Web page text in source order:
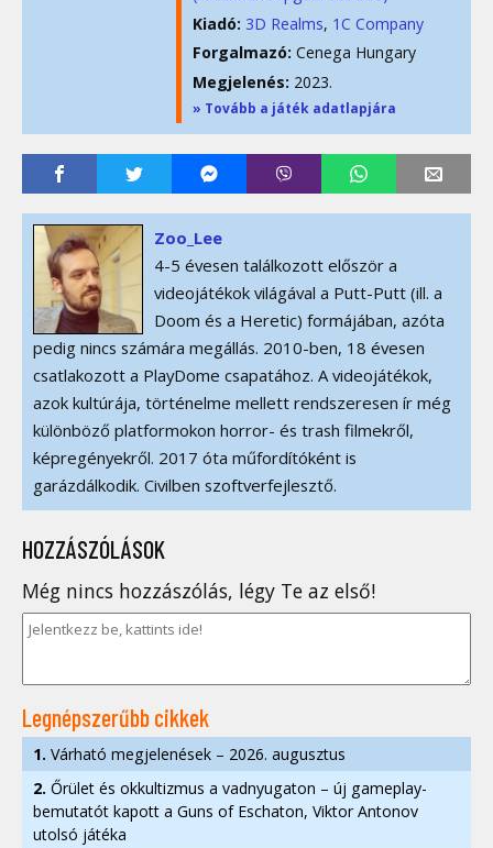
Kiadó: 3D Realms, 1C Company
Forgalmazó: Cenega Hungary
Megjelenés: 2023.
» Tovább a játék adatlapjára
Zoo_Lee
4-5 évesen találkozott először a
videojátékok világával a Putt-Putt (ill. a
Doom és a Heretic) formájában, azóta
pedig nincs számára megállás. 2010-ben, 18 évesen
csatlakozott a PlayDome csapatához. A videojátékok,
azok kultúrája, történelme mellett rendszeresen ír még
különböző platformokon horror- és trash filmekről,
képregényekről. 2017 óta műfordítóként is
garázdálkodik. Civilben szoftverfejlesztő.
HOZZÁSZÓLÁSOK
Még nincs hozzászólás, légy Te az első!
Legnépszerűbb cikkek
1. Várható megjelenések – 2026. augusztus
2. Őrület és okkultizmus a vadnyugaton – új gameplay-
bemutatót kapott a Guns of Eschaton, Viktor Antonov
utolsó játéka